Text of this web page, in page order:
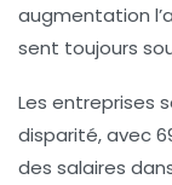
augmentation
sent toujours
Les entreprises
disparité, avec
des salaires